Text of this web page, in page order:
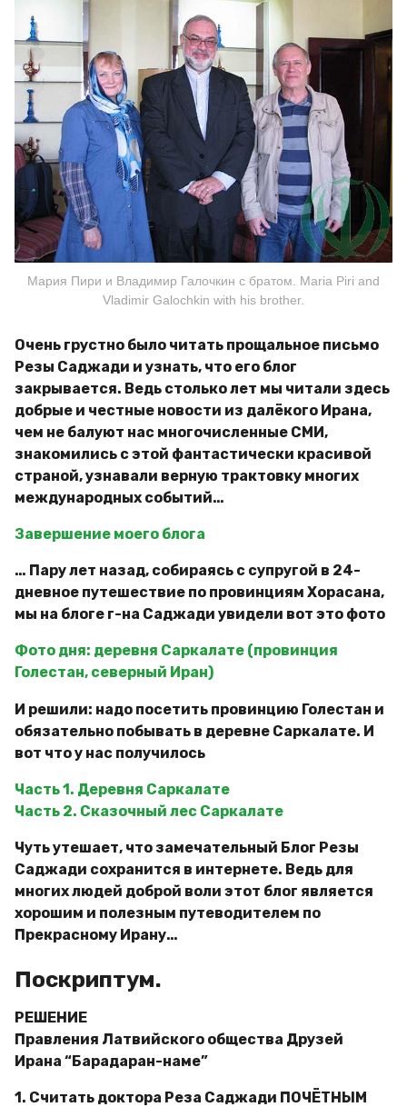
Мария Пири и Владимир Галочкин с братом. Maria Piri and
Vladimir Galochkin with his brother.
Очень грустно было читать прощальное письмо
Резы Саджади и узнать, что его блог
закрывается. Ведь столько лет мы читали здесь
добрые и честные новости из далёкого Ирана,
чем не балуют нас многочисленные СМИ,
знакомились с этой фантастически красивой
страной, узнавали верную трактовку многих
международных событий…
Завершение моего блога
… Пару лет назад, собираясь с супругой в 24-
дневное путешествие по провинциям Хорасана,
мы на блоге г-на Саджади увидели вот это фото
Фото дня: деревня Саркалате (провинция
Голестан, северный Иран)
И решили: надо посетить провинцию Голестан и
обязательно побывать в деревне Саркалате. И
вот что у нас получилось
Часть 1. Деревня Саркалате
Часть 2. Сказочный лес Саркалате
Чуть утешает, что замечательный Блог Резы
Саджади сохранится в интернете. Ведь для
многих людей доброй воли этот блог является
хорошим и полезным путеводителем по
Прекрасному Ирану…
Поскриптум.
РЕШЕНИЕ
Правления Латвийского общества Друзей
Ирана “Барадаран-наме”
1. Считать доктора Реза Саджади ПОЧЁТНЫМ